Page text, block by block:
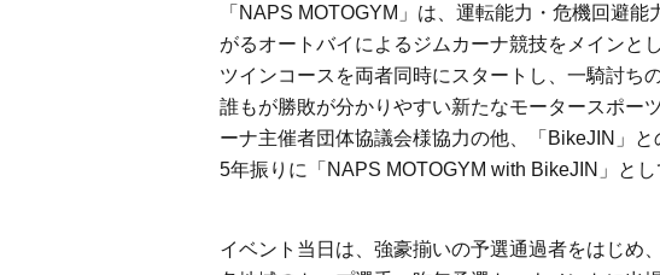
「 NAPS MOTOGYM 」は、運転能力・危機回避
がるオートバイによるジムカーナ競技をメインと
ツインコースを両者同時にスタートし、一騎討ち
誰もが勝敗が分かりやすい新たなモータースポー
ーナ主催者団体協議会様協力の他、「 BikeJIN 」
5年振りに「 NAPS MOTOGYM with BikeJIN 」と
イベント当日は、強豪揃いの予選通過者をはじめ